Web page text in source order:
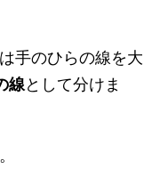
手のひらの線を大
線として分けま